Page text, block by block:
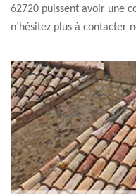
62720 puissent avoir une
n’hésitez plus à contacter